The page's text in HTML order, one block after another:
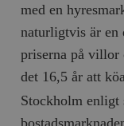
med en
naturligtvis är en
priserna på villor
det 16,5 år att
Stockholm enligt